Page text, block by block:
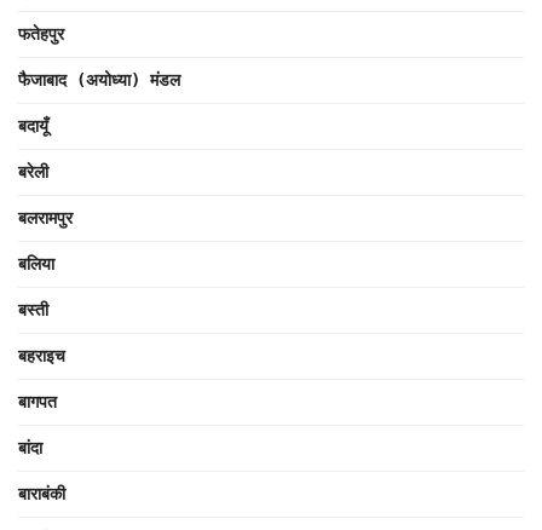
फतेहपुर
फैजाबाद (अयोध्या) मंडल
बदायूँ
बरेली
बलरामपुर
बलिया
बस्ती
बहराइच
बागपत
बांदा
बाराबंकी